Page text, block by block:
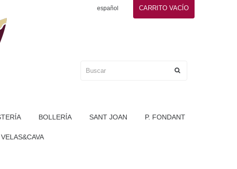
CARRITO VACÍO
español
BOLLERÍA SANT JOAN P. FONDANT
VELAS&CAVA